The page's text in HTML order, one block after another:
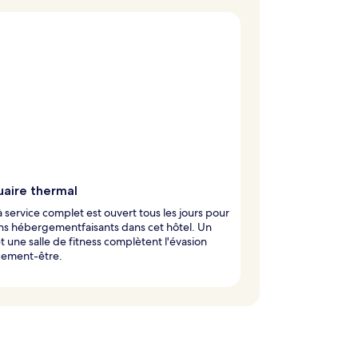
thermal
service complet est ouvert tous les jours pour
hébergementfaisants dans cet hôtel. Un
une salle de fitness complètent l'évasion
être.